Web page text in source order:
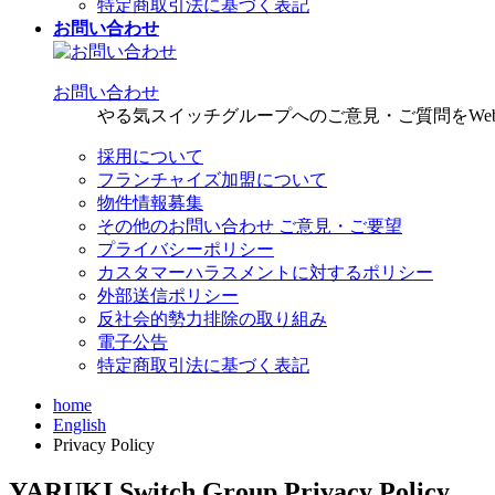
特定商取引法に基づく表記
お問い合わせ
お問い合わせ
やる気スイッチグループへのご意見・ご質問を
採用について
フランチャイズ加盟について
物件情報募集
その他のお問い合わせ ご意見・ご要望
プライバシーポリシー
カスタマーハラスメントに対するポリシー
外部送信ポリシー
反社会的勢力排除の取り組み
電子公告
特定商取引法に基づく表記
home
English
Privacy Policy